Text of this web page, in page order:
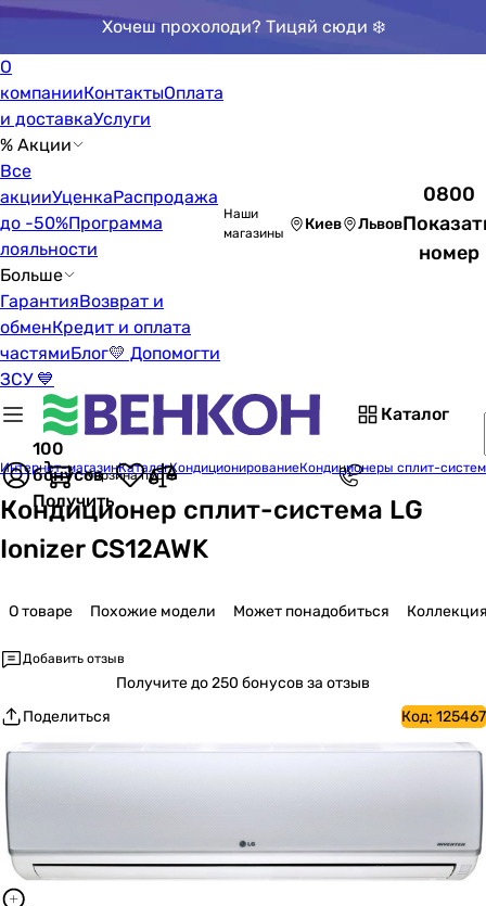
Хочеш прохолоди? Тицяй сюди ❄️
О
компанииКонтактыОплата
и доставкаУслуги
% Акции
Все
акцииУценкаРаспродажа
до -50%Программа
лояльности
Больше
ГарантияВозврат и
обменКредит и оплата
частямиБлог💛 Допомогти
ЗСУ 💙
Наши
магазины
Киев Львов
0800
номер
Каталог
100
бонусов
Получить
Корзина пуста
Интернет-магазинКаталогКондиционированиеКондиционеры сплит-
Кондиционер сплит-система LG
Ionizer CS12AWK
О товаре Похожие модели Может понадобиться
Добавить отзыв
Получитедо 250 бонусов за отзыв
Поделиться
Код: 125467